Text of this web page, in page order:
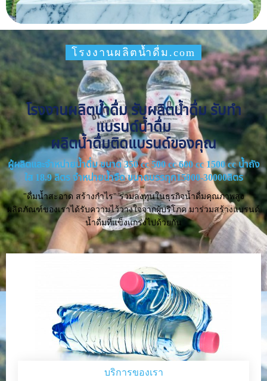
โรงงานผลิตน้ำดื่ม.com
โรงงานผลิตน้ำดื่ม รับผลิตน้ำดื่ม รับทำ
แบรนด์น้ำดื่ม
ผลิตน้ำดื่มติดแบรนด์ของคุณ
ผู้ผลิตและจำหน่ายน้ำดื่ม ขนาด 350 cc 500 cc 600 cc 1500 cc น้ำถัง
ใส 18.9 ลิตร จำหน่ายน้ำจืด ขนาดบรรทุก15000-30000ลิตร
"ดื่มน้ำสะอาด สร้างกำไร" ร่วมลงทุนในธุรกิจน้ำดื่มคุณภาพสูง
ผลิตภัณฑ์ของเราได้รับความไว้วางใจจากผู้บริโภค มาร่วมสร้างแบรนด์
น้ำดื่มที่แข็งแกร่งไปด้วยกัน
บริการของเรา